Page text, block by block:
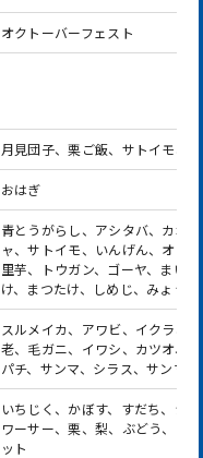
オクトーバーフェスト
月見団子、栗ご飯、サトイモ、豆
おはぎ
青とうがらし、アシタバ、カボチ
ャ、サトイモ、いんげん、オク
里芋、トウガン、ゴーヤ、まいた
け、まつたけ、しめじ、みょうが
スルメイカ、アワビ、イクラ、
老、毛ガニ、イワシ、カツオ、
パチ、サンマ、シラス、サンマ
いちじく、かぼす、すだち、シ
ワーサー、栗、梨、ぶどう、マ
ット